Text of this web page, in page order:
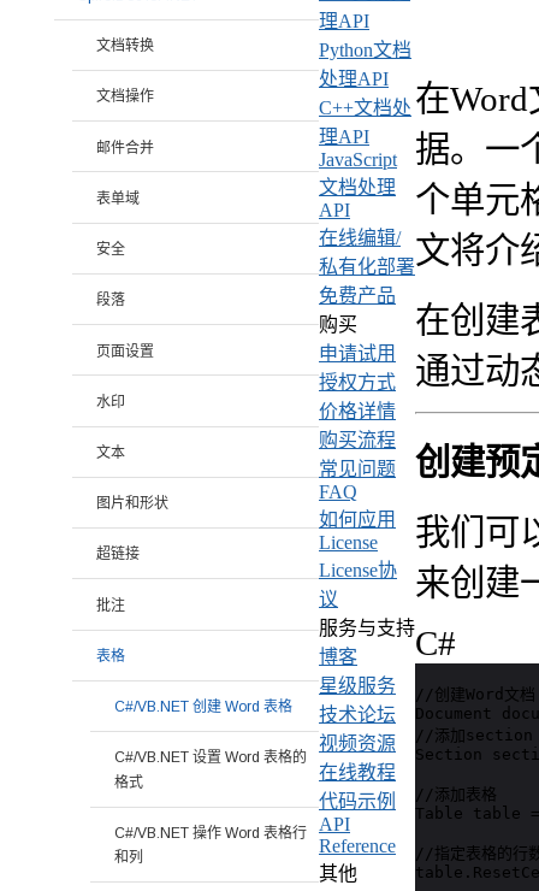
在
据。一
个单元
文将介
在创建
通过动
创建预
我们可
来创建
C#
//创建Word文
Document
//添加section
Section
//添加表格
Table table
//指定表格的行
文档转换
文档操作
邮件合并
表单域
安全
段落
页面设置
水印
文本
图片和形状
超链接
批注
表格
C#/VB.NET 创建 Word 表格
C#/VB.NET 设置 Word 表格的
格式
C#/VB.NET 操作 Word 表格行
和列
理API
Python文档
处理API
C++文档处
理API
JavaScript
文档处理
API
在线编辑/
私有化部署
免费产品
购买
申请试用
授权方式
价格详情
购买流程
常见问题
FAQ
如何应用
License
License协
议
服务与支持
博客
星级服务
技术论坛
视频资源
在线教程
代码示例
API
Reference
其他